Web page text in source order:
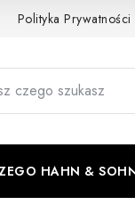
Polityka Prywatności
HAHN &